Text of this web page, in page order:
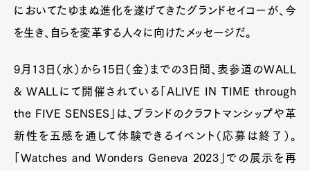
においてたゆまぬ進化を遂げてきたグランドセイコーが、今
を生き、自らを変革する人々に向けたメッセージだ。
9月13日（水）から15日（金）までの3日間、表参道のWALL
& WALLにて開催されている「ALIVE IN TIME through
the FIVE SENSES」は、ブランドのクラフトマンシップや革
新性を五感を通して体験できるイベント（応募は終了）。
「Watches and Wonders Geneva 2023」での展示を再